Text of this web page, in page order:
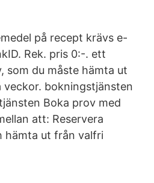
på recept krävs e-
Rek. pris 0:-. ett
som du måste hämta ut
veckor. bokningstjänsten
Boka prov med
att: Reservera
hämta ut från valfri